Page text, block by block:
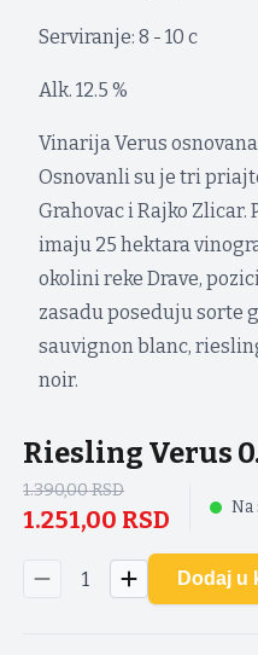
Serviranje: 8 - 10 c
Alk. 12.5 %
Vinarija Verus
Osnovanli su je tri
Grahovac i Rajko Zlicar.
imaju 25 hektara
okolini reke Drave,
zasadu poseduju sorte
sauvignon blanc,
noir.
Riesling Verus
1.390,00RSD
1.251,00 RSD Na
1 Dodaj u